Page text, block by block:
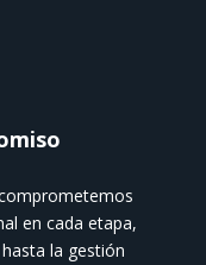
en cada etapa,
la gestión